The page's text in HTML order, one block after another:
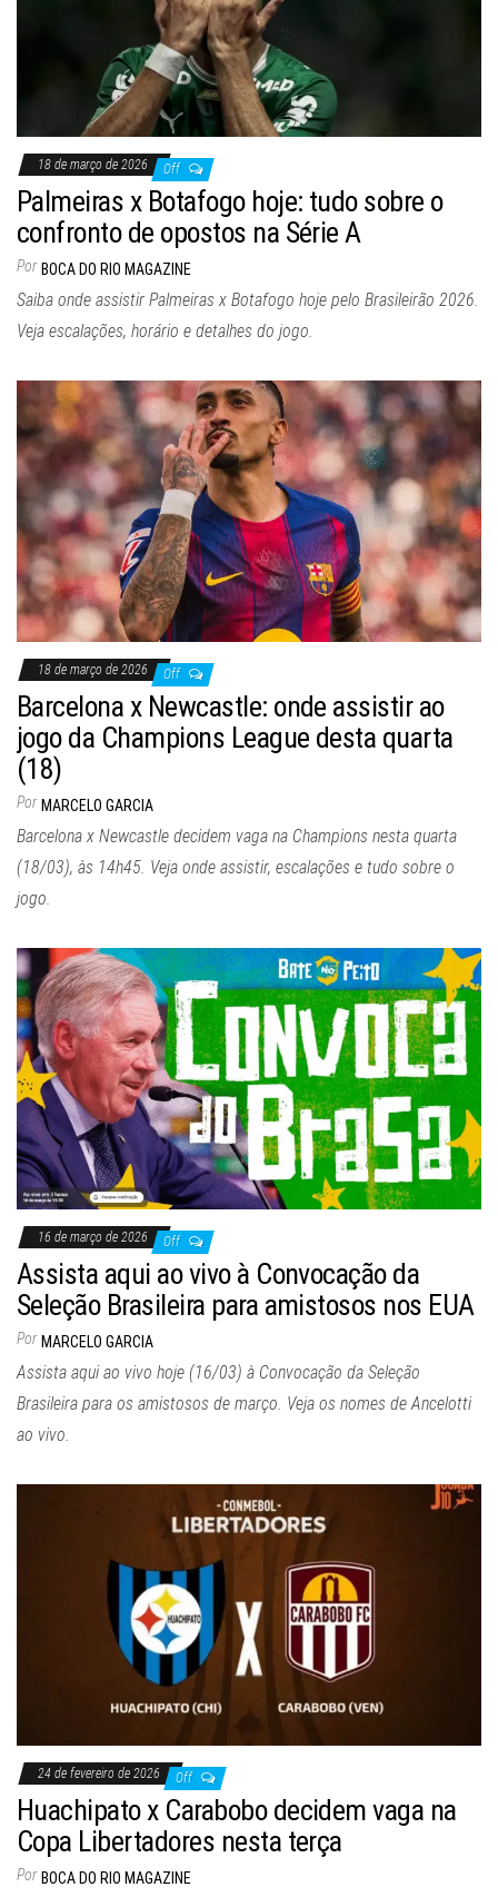
18 de março de 2026 Off
Palmeiras x Botafogo hoje: tudo sobre o
confronto de opostos na Série A
Por BOCA DO RIO MAGAZINE
Saiba onde assistir Palmeiras x Botafogo hoje pelo Brasileirão 2026.
Veja escalações, horário e detalhes do jogo.
18 de março de 2026 Off
Barcelona x Newcastle: onde assistir ao
jogo da Champions League desta quarta
(18)
Por MARCELO GARCIA
Barcelona x Newcastle decidem vaga na Champions nesta quarta
(18/03), às 14h45. Veja onde assistir, escalações e tudo sobre o
jogo.
16 de março de 2026 Off
Assista aqui ao vivo à Convocação da
Seleção Brasileira para amistosos nos EUA
Por MARCELO GARCIA
Assista aqui ao vivo hoje (16/03) à Convocação da Seleção
Brasileira para os amistosos de março. Veja os nomes de Ancelotti
ao vivo.
24 de fevereiro de 2026 Off
Huachipato x Carabobo decidem vaga na
Copa Libertadores nesta terça
Por BOCA DO RIO MAGAZINE